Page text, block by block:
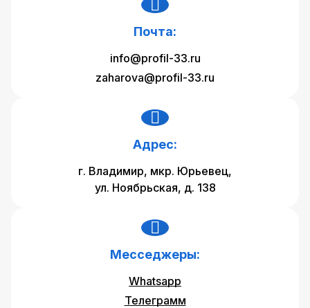
Почта:
info@profil-33.ru
zaharova@profil-33.ru
Адрес:
г. Владимир, мкр. Юрьевец,
ул. Ноябрьская, д. 138
Месседжеры:
Whatsapp
Телеграмм